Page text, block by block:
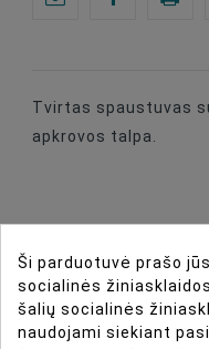
Tvirtas spaustuvas
apkrovos talpa.
DIRBTINIO
Ši parduotuvė prašo
socialinės
šalių socialinės
naudojami siekiant